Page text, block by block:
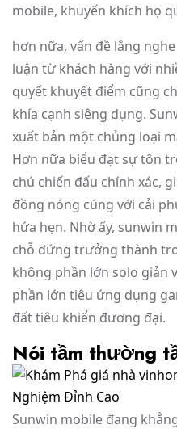
mobile, khuyến khích họ
hơn nữa, vấn đề lắng
luận từ khách hàng với
quyết khuyết điểm cũng
khía cạnh siêng dụng.
xuất bản một chủng loại
Hơn nữa biểu đạt sự tôn
chú chiến đấu chính xác,
đồng nóng cúng với cải
hứa hẹn. Nhờ ấy, sunwin
chỗ đứng trưởng thành
không phần lớn solo giản
phần lớn tiêu ứng dụng
đất tiêu khiển đương đại.
Nói tầm thường
Sunwin mobile đang